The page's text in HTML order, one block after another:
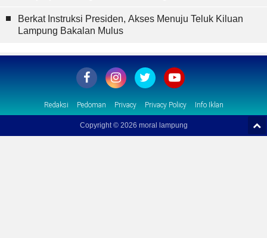
Berkat Instruksi Presiden, Akses Menuju Teluk Kiluan
Lampung Bakalan Mulus
Redaksi Pedoman Privacy Privacy Policy Info Iklan
Copyright © 2026 moral lampung